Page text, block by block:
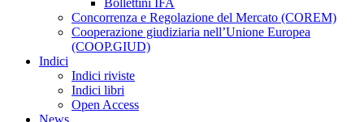
Bollettini IFA
Concorrenza e Regolazione del Mercato (COREM)
Cooperazione giudiziaria nell’Unione Europea
(COOP.GIUD)
Indici
Indici riviste
Indici libri
Open Access
News